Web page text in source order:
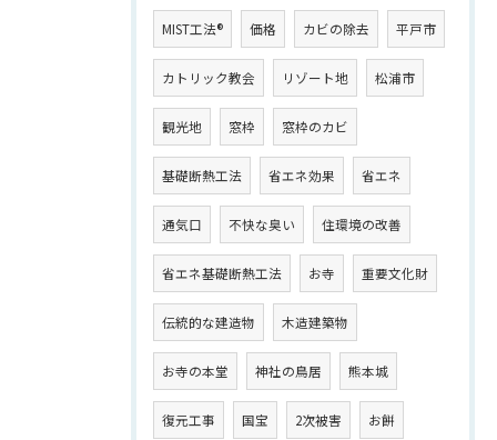
MIST工法® 価格 カビの除去 平戸市
カトリック教会 リゾート地 松浦市
観光地 窓枠 窓枠のカビ
基礎断熱工法 省エネ効果 省エネ
通気口 不快な臭い 住環境の改善
省エネ基礎断熱工法 お寺 重要文化財
伝統的な建造物 木造建築物
お寺の本堂 神社の鳥居 熊本城
復元工事 国宝 2次被害 お餅